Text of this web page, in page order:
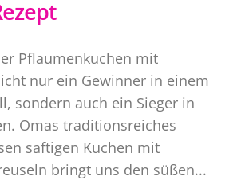
Pflaumenkuchen mit
nur ein Gewinner in einem
sondern auch ein Sieger in
Omas traditionsreiches
saftigen Kuchen mit
bringt uns den süßen...